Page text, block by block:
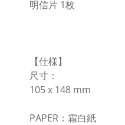
明信片 1枚
【仕様】
尺寸：
105 x 148 mm
PAPER：霜白紙